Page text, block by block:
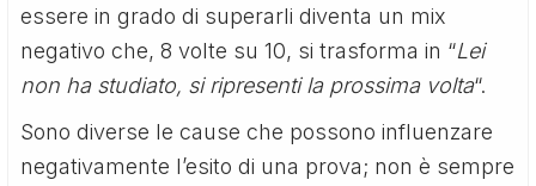
essere in grado di superarli diventa un mix
negativo che, 8 volte su 10, si trasforma in “Lei
non ha studiato, si ripresenti la prossima volta“.
Sono diverse le cause che possono influenzare
negativamente l’esito di una prova; non è sempre